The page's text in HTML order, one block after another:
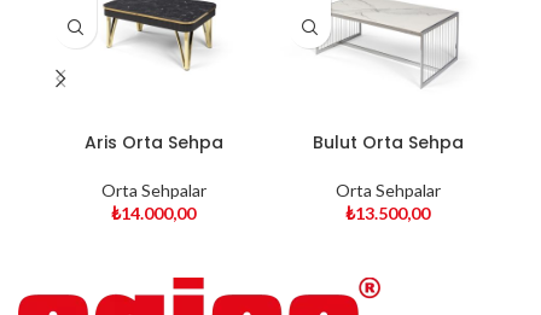
Aris Orta Sehpa
Orta Sehpalar
₺14.000,00
Bulut Orta Sehpa
Orta Sehpalar
₺13.500,00